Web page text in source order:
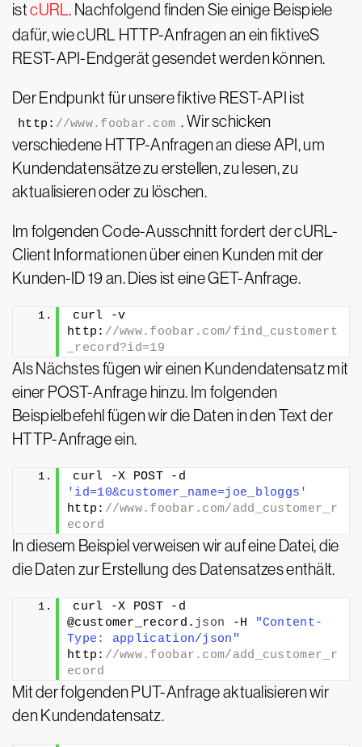
istcURL. Nachfolgend finden Sie einige Beispiele
dafür, wie cURL HTTP-Anfragen an ein fiktiveS
REST-API-Endgerät gesendet werden können.
Der Endpunkt für unsere fiktive REST-API ist
http: //www.foobar.com . Wir schicken
verschiedene HTTP-Anfragen an diese API, um
Kundendatensätze zu erstellen, zu lesen, zu
aktualisieren oder zu löschen.
Im folgenden Code-Ausschnitt fordert der cURL-
Client Informationen über einen Kunden mit der
Kunden-ID 19 an. Dies ist eine GET-Anfrage.
curl -v
http: //www.foobar.com/find_customert
_record?id=19
Als Nächstes fügen wir einen Kundendatensatz mit
einer POST-Anfrage hinzu. Im folgenden
Beispielbefehl fügen wir die Daten in den Text der
HTTP-Anfrage ein.
'id=10&customer_name=joe_bloggs'
http: //www.foobar.com/add_customer_r
ecord
In diesem Beispiel verweisen wir auf eine Datei, die
die Daten zur Erstellung des Datensatzes enthält.
curl -X POST -d
@customer_record. json -H
"Content-
Type: application/json"
http: //www.foobar.com/add_customer_r
ecord
Mit der folgenden PUT-Anfrage aktualisieren wir
den Kundendatensatz.